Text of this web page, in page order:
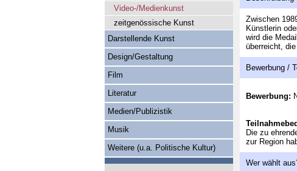
Zwischen
Künstlerin
wird die
überreicht,
Bewerbung /
Bewerbung:
Die zu
zur Region
Wer wählt
Video-/Medienkunst
zeitgenössische Kunst
Darstellende Kunst
Design/Gestaltung
Film
Literatur
Medien/Publizistik
Musik
Weitere (u.a. Politische Kultur)